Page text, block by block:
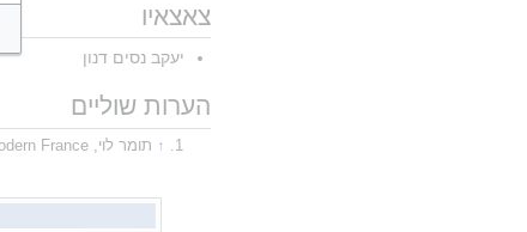
צאצאיו
יעקב נסים דנון
הערות שוליים
תומר לוי, The Jews of Modern France, ברקלי 1998, עמ' 96-99